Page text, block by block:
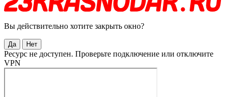
Вы действительно хотите закрыть окно?
Да Нет
Ресурс не доступен. Проверьте подключение или отключите
VPN